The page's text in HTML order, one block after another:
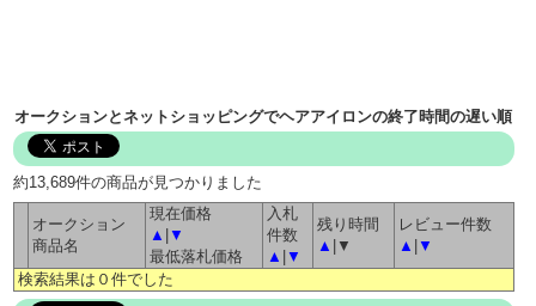
オークションとネットショッピングでヘアアイロンの終了時間の遅い順
約13,689件の商品が見つかりました
オークション
商品名
現在価格
▲ |▼
最低落札価格
入札
件数
▲ |▼
残り時間
▲ |▼
レビュー件数
▲ |▼
検索結果は０件でした